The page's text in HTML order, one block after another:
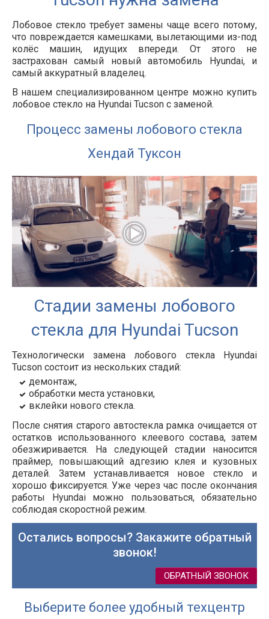
Лобовое стекло требует замены чаще всего потому,
что повреждается камешками, вылетающими из-под
колёс машин, идущих впереди. От этого не
застрахован самый новый автомобиль Hyundai, и
самый аккуратный владелец.
В нашем специализированном центре можно купить
лобовое стекло на Hyundai Tucson с заменой.
Процесс замены лобового стекла
Хендай Туксон
Стадии замены лобового
стекла для Hyundai Tucson
Технологически замена лобового стекла Hyundai
Tucson состоит из нескольких стадий:
демонтаж,
обработки места установки,
вклейки нового стекла.
После снятия старого автостекла рамка очищается от
остатков использованного клеевого состава, затем
обезжиривается. На следующей стадии наносится
праймер, повышающий адгезию клея и кузовных
деталей. Затем устанавливается новое стекло и
хорошо фиксируется. Уже через час после окончания
работы Hyundai можно пользоваться, обязательно
соблюдая скоростной режим.
Остались вопросы? Закажите обратный
звонок!
ОБРАТНЫЙ ЗВОНОК
Выберите более удобный техцентр